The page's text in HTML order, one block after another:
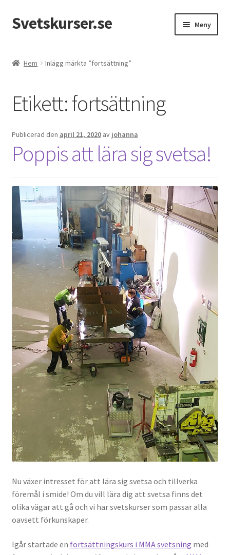
Hoppa
till
Hoppa
till
Svetskurser.se Meny
Hem Inlägg märkta ”fortsättning”
Etikett:fortsättning
Publicerad den april 21, 2020 av johanna
Poppis att lära sig svetsa!
Nu växer intresset för att lära sig svetsa och tillverka
föremål i smide! Om du vill lära dig att svetsa finns det
olika vägar att gå och vi har svetskurser som passar alla
oavsett förkunskaper.
Igår startade en fortsättningskurs i MMA svetsning med